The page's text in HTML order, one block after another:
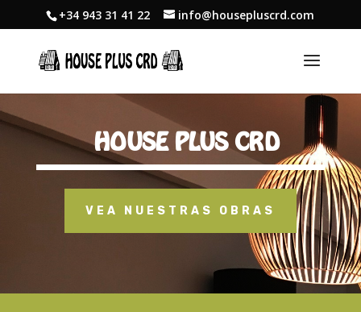
+34 943 31 41 22 info@housepluscrd.com
HOUSE PLUS CRD
VEA NUESTRAS OBRAS